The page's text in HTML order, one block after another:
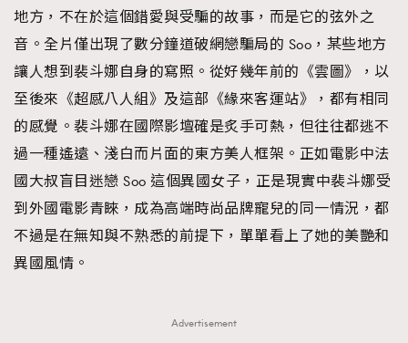
地方，不在於這個錯愛與受騙的故事，而是它的弦外之
音。全片僅出現了數分鐘道破網戀騙局的 Soo，某些地方
讓人想到裴斗娜自身的寫照。從好幾年前的《雲圖》，以
至後來《超感八人組》及這部《緣來客運站》，都有相同
的感覺。裴斗娜在國際影壇確是炙手可熱，但往往都逃不
過一種遙遠、淺白而片面的東方美人框架。正如電影中法
國大叔盲目迷戀 Soo 這個異國女子，正是現實中裴斗娜受
到外國電影青睞，成為高端時尚品牌寵兒的同一情況，都
不過是在無知與不熟悉的前提下，單單看上了她的美艷和
異國風情。
Advertisement